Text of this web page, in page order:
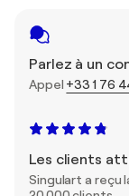
Parlez à un
Appel +33 1 76
Les clients
Singulart a reçu